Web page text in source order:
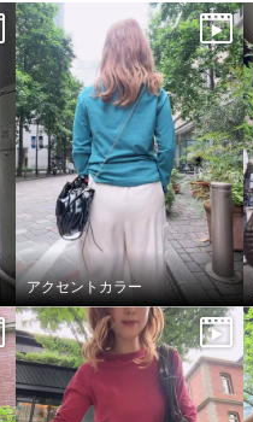
アクセントカラー